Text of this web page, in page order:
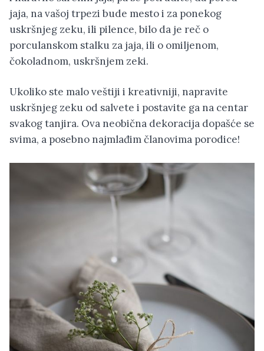
jaja, na vašoj trpezi bude mesto i za ponekog
uskršnjeg zeku, ili pilence, bilo da je reč o
porculanskom stalku za jaja, ili o omiljenom,
čokoladnom, uskršnjem zeki.
Ukoliko ste malo veštiji i kreativniji, napravite
uskršnjeg zeku od salvete i postavite ga na centar
svakog tanjira. Ova neobična dekoracija dopašće se
svima, a posebno najmlađim članovima porodice!